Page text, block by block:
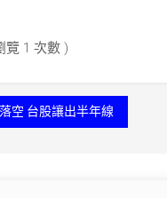
覽 1 次數 )
空 台股讓出半年線